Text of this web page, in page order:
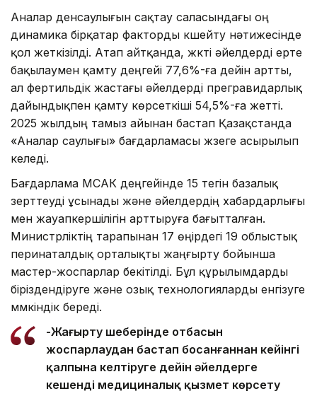
Аналар денсаулығын сақтау саласындағы оң
динамика бірқатар факторды күшейту нәтижесінде
қол жеткізілді. Атап айтқанда, жүкті әйелдерді ерте
бақылаумен қамту деңгейі 77,6%-ға дейін артты,
ал фертильдік жастағы әйелдерді прегравидарлық
дайындықпен қамту көрсеткіші 54,5%-ға жетті.
2025 жылдың тамыз айынан бастап Қазақстанда
«Аналар саулығы» бағдарламасы жүзеге асырылып
келеді.
Бағдарлама МСАК деңгейінде 15 тегін базалық
зерттеуді ұсынады және әйелдердің хабардарлығы
мен жауапкершілігін арттыруға бағытталған.
Министрліктің тарапынан 17 өңірдегі 19 облыстық
перинаталдық орталықты жаңғырту бойынша
мастер-жоспарлар бекітілді. Бұл құрылымдарды
біріздендіруге және озық технологияларды енгізуге
мүмкіндік береді.
-Жаңғырту шеңберінде отбасын
жоспарлаудан бастап босанғаннан кейінгі
қалпына келтіруге дейін әйелдерге
кешенді медициналық қызмет көрсету